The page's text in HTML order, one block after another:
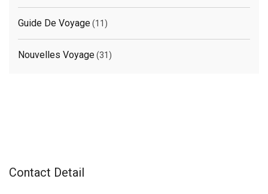
Guide De Voyage(11)
Nouvelles Voyage(31)
Contact Detail